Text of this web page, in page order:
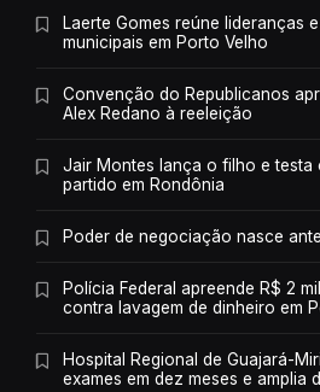
Laerte Gomes reúne lideranças
municipais em Porto Velho
Convenção do Republicanos
Alex Redano à reeleição
Jair Montes lança o filho e testa
partido em Rondônia
Poder de negociação nasce
Polícia Federal apreende R$ 2
contra lavagem de dinheiro em
Hospital Regional de Guajará-
exames em dez meses e amplia